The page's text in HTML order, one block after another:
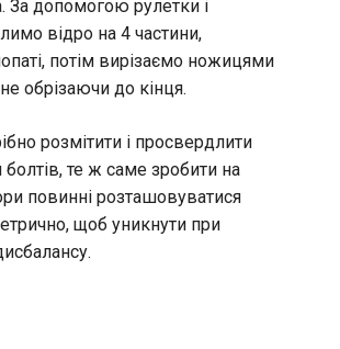
За допомогою рулетки і
відро на 4 частини,
потім вирізаємо ножицями
обрізаючи до кінця.
розмітити і просвердлити
те ж саме зробити на
повинні розташовуватися
щоб уникнути при